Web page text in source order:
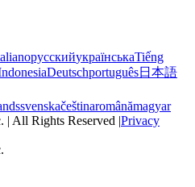
русскийукраїнськаTiếng
Deutschportuguês日本語
svenskačeštinaromânămagyar
All Rights Reserved |Privacy